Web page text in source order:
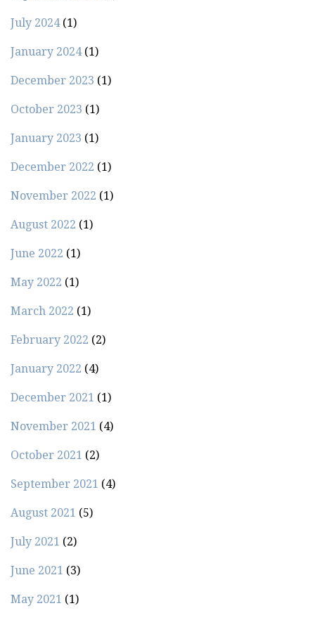
July 2024(1)
January 2024(1)
December 2023 (1)
October 2023 (1)
January 2023 (1)
December 2022 (1)
November 2022 (1)
August 2022 (1)
June 2022 (1)
May 2022 (1)
March 2022 (1)
February 2022 (2)
January 2022 (4)
December 2021 (1)
November 2021 (4)
October 2021 (2)
September 2021 (4)
August 2021 (5)
July 2021 (2)
June 2021 (3)
May 2021 (1)